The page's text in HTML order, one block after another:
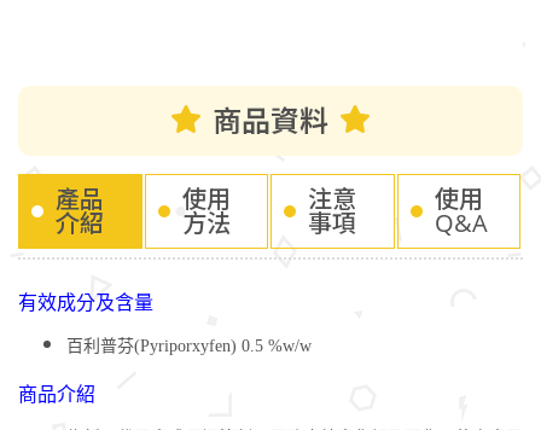
商品資料
產品
介紹
使用
方法
注意
事項
使用
Q&A
有效成分及含量
百利普芬(Pyriporxyfen) 0.5 %w/w
商品介紹